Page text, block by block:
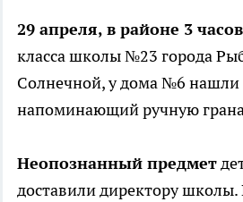
29 апреля, в районе 3
класса школы №23 города
Солнечной, у дома №6 нашли
напоминающий ручную
Неопознанный предмет
доставили директору школы.